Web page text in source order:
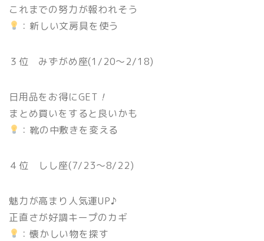
これまでの努力が報われそう
：新しい文房具を使う
３位 みずがめ座(1/20〜2/18)
日用品をお得にGET ！
まとめ買いをすると良いかも
：靴の中敷きを変える
４位 しし座(7/23〜8/22)
魅力が高まり人気運UP♪
正直さが好調キープのカギ
：懐かしい物を探す